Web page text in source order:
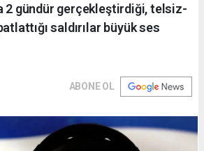
2 gündür gerçekleştirdiği, telsiz-
saldırılar büyük ses
ABONE OL